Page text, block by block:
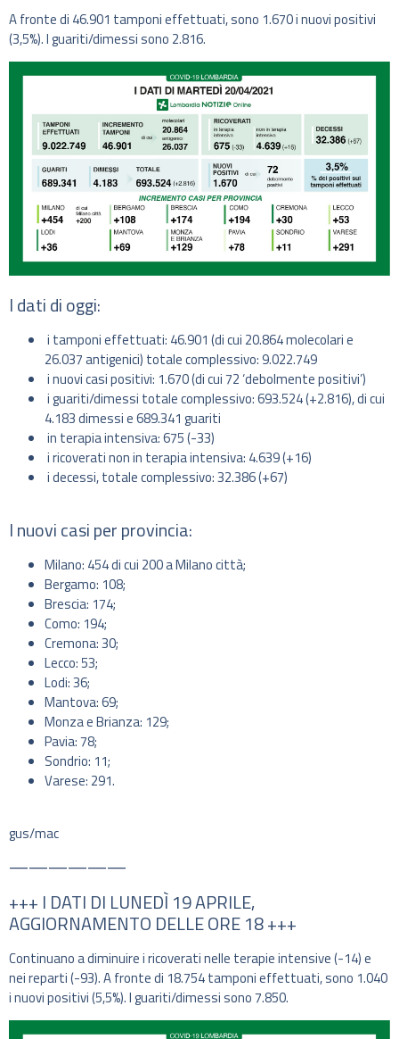
A fronte di 46.901 tamponi effettuati, sono 1.670 i nuovi positivi
(3,5%). I guariti/dimessi sono 2.816.
I dati di oggi:
i tamponi effettuati: 46.901 (di cui 20.864 molecolari e
26.037 antigenici) totale complessivo: 9.022.749
i nuovi casi positivi: 1.670 (di cui 72 ‘debolmente positivi’)
i guariti/dimessi totale complessivo: 693.524 (+2.816), di cui
4.183 dimessi e 689.341 guariti
in terapia intensiva: 675 (-33)
i ricoverati non in terapia intensiva: 4.639 (+16)
i decessi, totale complessivo: 32.386 (+67)
I nuovi casi per provincia:
Milano: 454 di cui 200 a Milano città;
Bergamo: 108;
Brescia: 174;
Como: 194;
Cremona: 30;
Lecco: 53;
Lodi: 36;
Mantova: 69;
Monza e Brianza: 129;
Pavia: 78;
Sondrio: 11;
Varese: 291.
gus/mac
——————
+++ I DATI DI LUNEDÌ 19 APRILE,
AGGIORNAMENTO DELLE ORE 18 +++
Continuano a diminuire i ricoverati nelle terapie intensive (-14) e
nei reparti (-93). A fronte di 18.754 tamponi effettuati, sono 1.040
i nuovi positivi (5,5%). I guariti/dimessi sono 7.850.